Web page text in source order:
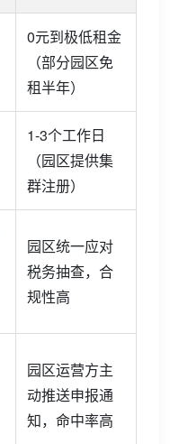
0元到极低租金
（部分园区免
租半年）
1-3个工作日
（园区提供集
群注册）
园区统一应对
税务抽查，合
规性高
园区运营方主
动推送申报通
知，命中率高